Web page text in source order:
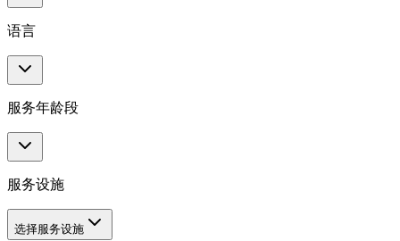
语言
服务年龄段
服务设施
选择服务设施